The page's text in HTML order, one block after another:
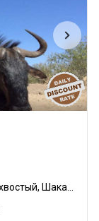
Дамарский дик-дик, Павиан, Гну белохвостый, Шакал чепрачный, Гну голубой, Гиена бурая, Зебра саванная (Бурчеллова), Каракал, Гепард, Блесбок, Спрингбок, Иланд, Орикс, Жираф, Зебра горная (Хартмана), Импала, Антилопа прыгун, Куду, Дикобраз, Южноафриканский Конгони, Стенбок, Бородавочник, Козёл водный